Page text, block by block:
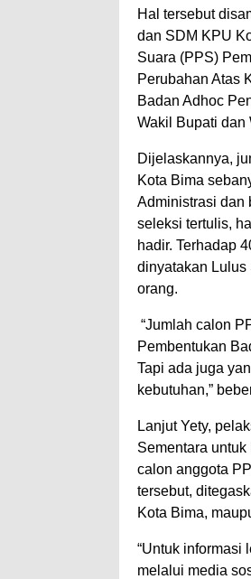
Hal tersebut
dan SDM KPU
Suara (PPS)
Perubahan Atas
Badan Adhoc
Wakil Bupati dan
Dijelaskannya,
Kota Bima
Administrasi dan
seleksi tertulis,
hadir. Terhadap
dinyatakan Lulus
orang.
“Jumlah calon
Pembentukan
Tapi ada juga
kebutuhan,”
Lanjut Yety,
Sementara
calon anggota
tersebut,
Kota Bima,
“Untuk informasi
melalui media